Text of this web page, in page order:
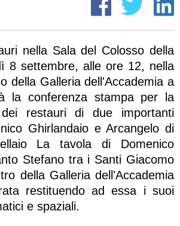
nella Sala del Colosso della
8 settembre, alle ore 12, nella
della Galleria dell'Accademia a
la conferenza stampa per la
dei restauri di due importanti
Ghirlandaio e Arcangelo di
La tavola di Domenico
Stefano tra i Santi Giacomo
della Galleria dell'Accademia
restituendo ad essa i suoi
e spaziali.